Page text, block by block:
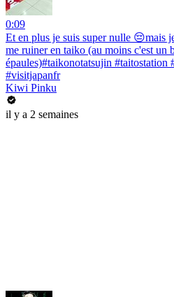
0:09
Et en plus je suis super nulle 😔mais
me ruiner en taiko (au moins c'est un
épaules)#taikonotatsujin #taitostation
#visitjapanfr
Kiwi Pinku
il y a 2 semaines